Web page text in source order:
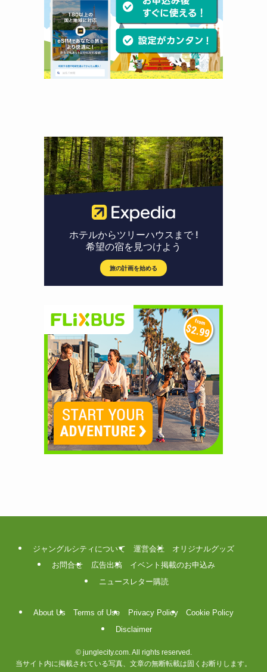
ジャングルシティについて 運営会社
オリジナルグッズ
お問合せ
広告出稿
イベント掲載のお申込み
ニュースレター購読
About Us Terms of Use Privacy Policy
Cookie Policy
Disclaimer
©junglecity.com. All rights reserved.
当サイト内に掲載されている写真、文章の無断転載は固くお断りします。